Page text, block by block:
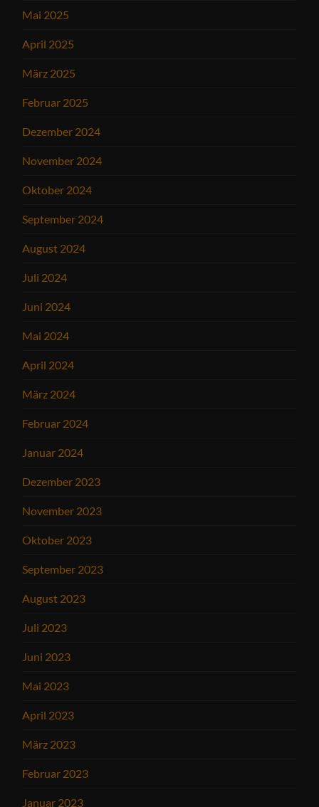
Mai 2025
April 2025
März 2025
Februar 2025
Dezember 2024
November 2024
Oktober 2024
September 2024
August 2024
Juli 2024
Juni 2024
Mai 2024
April 2024
März 2024
Februar 2024
Januar 2024
Dezember 2023
November 2023
Oktober 2023
September 2023
August 2023
Juli 2023
Juni 2023
Mai 2023
April 2023
März 2023
Februar 2023
Januar 2023